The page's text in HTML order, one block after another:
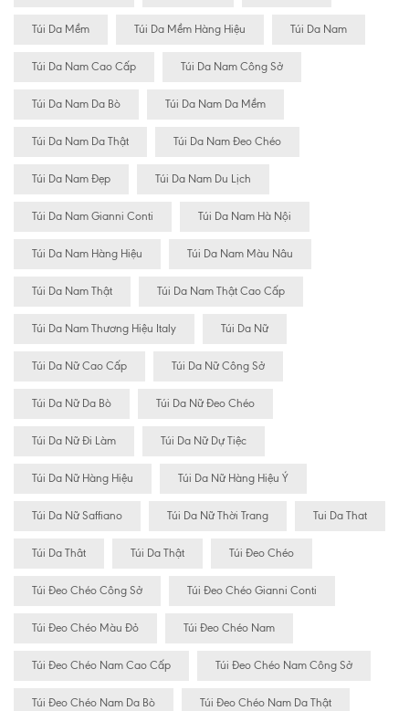
Túi Da Mềm Túi Da Mềm Hàng Hiệu Túi Da Nam
Túi Da Nam Cao Cấp Túi Da Nam Công Sở
Túi Da Nam Da Bò Túi Da Nam Da Mềm
Túi Da Nam Da Thật Túi Da Nam Đeo Chéo
Túi Da Nam Đẹp Túi Da Nam Du Lịch
Túi Da Nam Gianni Conti Túi Da Nam Hà Nội
Túi Da Nam Hàng Hiệu Túi Da Nam Màu Nâu
Túi Da Nam Thật Túi Da Nam Thật Cao Cấp
Túi Da Nam Thương Hiệu Italy Túi Da Nữ
Túi Da Nữ Cao Cấp Túi Da Nữ Công Sở
Túi Da Nữ Da Bò Túi Da Nữ Đeo Chéo
Túi Da Nữ Đi Làm Túi Da Nữ Dự Tiệc
Túi Da Nữ Hàng Hiệu Túi Da Nữ Hàng Hiệu Ý
Túi Da Nữ Saffiano Túi Da Nữ Thời Trang Tui Da That
Túi Da Thât Túi Da Thật Túi Đeo Chéo
Túi Đeo Chéo Công Sở Túi Đeo Chéo Gianni Conti
Túi Đeo Chéo Màu Đỏ Túi Đeo Chéo Nam
Túi Đeo Chéo Nam Cao Cấp Túi Đeo Chéo Nam Công Sở
Túi Đeo Chéo Nam Da Bò Túi Đeo Chéo Nam Da Thật